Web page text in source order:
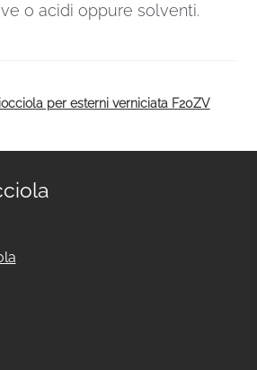
o acidi oppure solventi.
per esterni verniciata F20ZV